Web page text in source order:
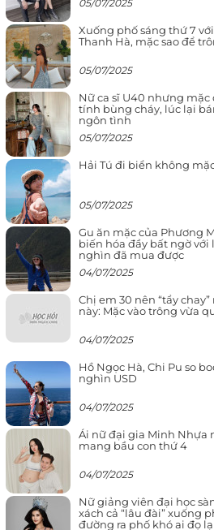
05/07/2025
Xuống phố sáng thứ 7
Thanh Hà, mặc sao để
05/07/2025
Nữ ca sĩ U40 nhưng mặc
tính bùng cháy, lúc lại
ngôn tình
05/07/2025
Hải Tú đi biển không
05/07/2025
Gu ăn mặc của Phương
biến hóa đầy bất ngờ
nghìn đã mua được
04/07/2025
Chị em 30 nên “tẩy
này: Mặc vào trông vừa
04/07/2025
Hồ Ngọc Hà, Chi Pu so
nghìn USD
04/07/2025
Ái nữ đại gia Minh Nhựa
mang bầu con thứ 4
04/07/2025
Nữ giảng viên đại học
xách cả “lâu đài” xuống
đường ra phố khó ai đọ